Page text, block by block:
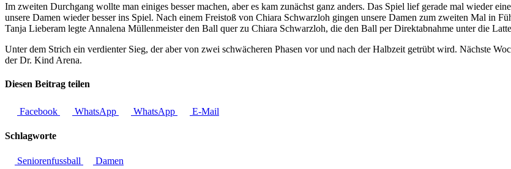
Im zweiten Durchgang wollte man einiges besser machen, aber es kam zunächst ganz anders. Das Spiel lief gerade mal wieder
unsere Damen wieder besser ins Spiel. Nach einem Freistoß von Chiara Schwarzloh gingen unsere Damen zum zweiten Mal in
Tanja Lieberam legte Annalena Müllenmeister den Ball quer zu Chiara Schwarzloh, die den Ball per Direktabnahme unter die
Unter dem Strich ein verdienter Sieg, der aber von zwei schwächeren Phasen vor und nach der Halbzeit getrübt wird. Nächste
der Dr. Kind Arena.
Diesen Beitrag teilen
Facebook WhatsApp WhatsApp E-Mail
Schlagworte
Seniorenfussball Damen